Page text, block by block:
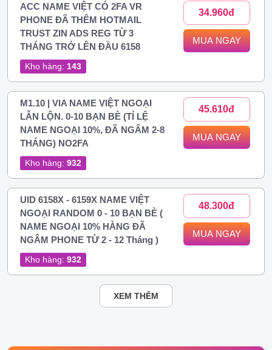
ACC NAME VIỆT CÓ 2FA VR
PHONE ĐÃ THÊM HOTMAIL
TRUST ZIN ADS REG TỪ 3
THÁNG TRỞ LÊN ĐẦU 6158
Kho hàng: 143
34.960đ
MUA NGAY
M1.10 | VIA NAME VIỆT NGOẠI
LẪN LỘN. 0-10 BẠN BÈ (TỈ LỆ
NAME NGOẠI 10%, ĐÃ NGÂM 2-8
THÁNG) NO2FA
Kho hàng: 932
45.610đ
MUA NGAY
UID 6158X - 6159X NAME VIỆT
NGOẠI RANDOM 0 - 10 BẠN BÈ (
NAME NGOẠI 10% HÀNG ĐÃ
NGÂM PHONE TỪ 2 - 12 Tháng )
Kho hàng: 932
48.300đ
MUA NGAY
XEM THÊM